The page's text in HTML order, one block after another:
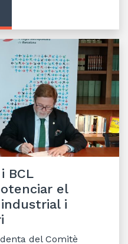
BCL
el
i
del Comitè